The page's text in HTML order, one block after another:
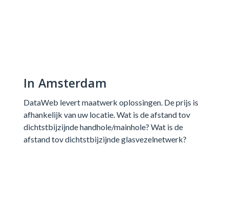
In Amsterdam
DataWeb levert maatwerk oplossingen. De prijs is
afhankelijk van uw locatie. Wat is de afstand tov
dichtstbijzijnde handhole/mainhole? Wat is de
afstand tov dichtstbijzijnde glasvezelnetwerk?